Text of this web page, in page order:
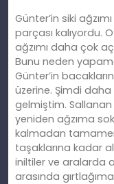
Günter’in siki
parçası kalıyordu.
ağzımı daha çok
Bunu neden
Günter’in
üzerine. Şimdi
gelmiştim. Sallanan
yeniden ağzıma
kalmadan tamamen
taşaklarına kadar
iniltiler ve aralarda
arasında